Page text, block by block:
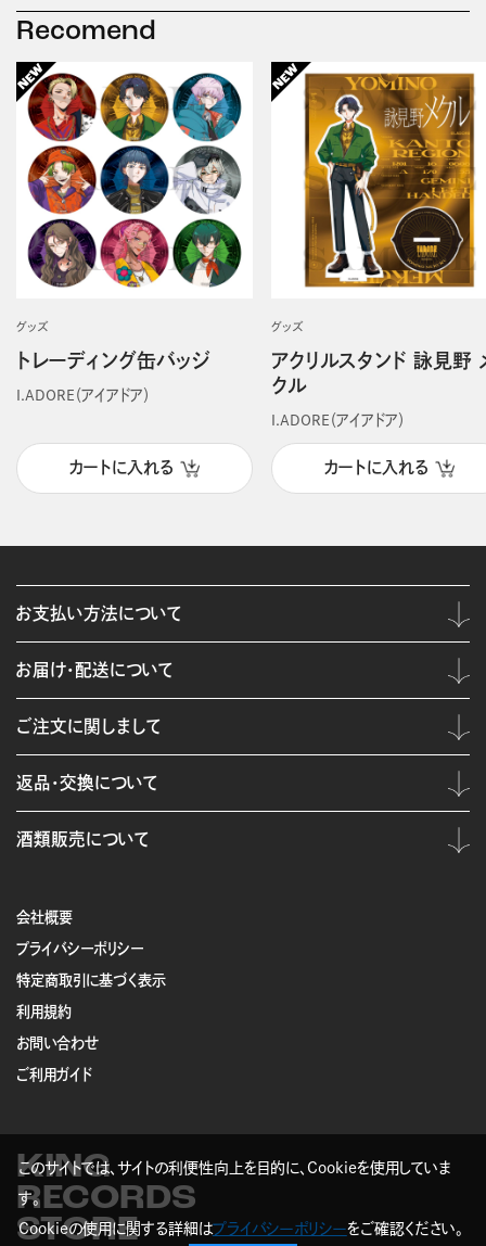
Recomend
グッズ
トレーディング缶バッジ
I.ADORE（アイアドア）
カートに入れる
グッズ
アクリルスタンド 詠見野
クル
I.ADORE（アイアドア）
カートに入れる
会社概要
プライバシーポリシー
特定商取引に基づく表示
利用規約
お問い合わせ
ご利用ガイド
KING
RECORDS
STORE
お支払い方法について
お届け・配送について
ご注文に関しまして
返品・交換について
酒類販売について
このサイトでは、サイトの利便性向上を目的に、Cookieを使用していま
す。
Cookieの使用に関する詳細はプライバシーポリシーをご確認ください。